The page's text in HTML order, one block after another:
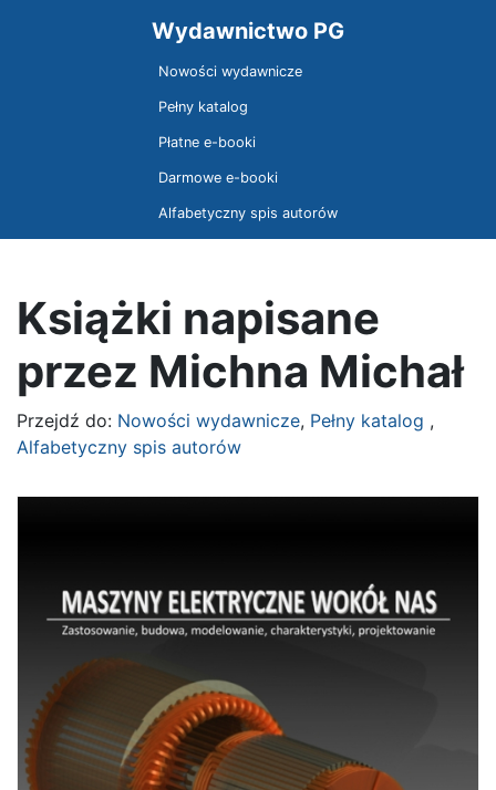
Wydawnictwo PG
Nowości wydawnicze
Pełny katalog
Płatne e-booki
Darmowe e-booki
Alfabetyczny spis autorów
Książki napisane
przez Michna Michał
Przejdź do: Nowości wydawnicze, Pełny katalog ,
Alfabetyczny spis autorów